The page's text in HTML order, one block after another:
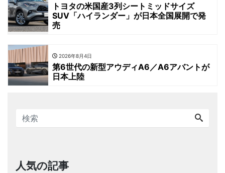
トヨタの米国産3列シートミッドサイズ
SUV「ハイランダー」が日本全国展開で発
売
2026年8月4日
第6世代の新型アウディA6／A6アバントが
日本上陸
人気の記事